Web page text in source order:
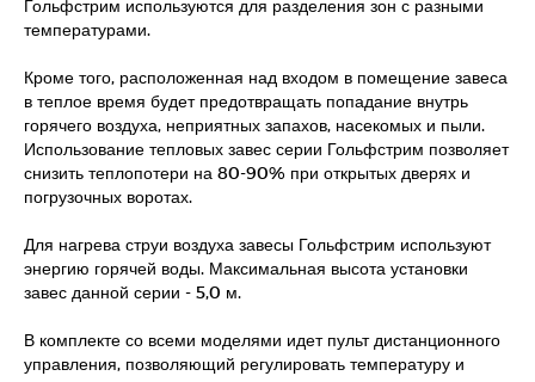
Гольфстрим используются для разделения зон с разными
температурами.
Кроме того, расположенная над входом в помещение завеса
в теплое время будет предотвращать попадание внутрь
горячего воздуха, неприятных запахов, насекомых и пыли.
Использование тепловых завес серии Гольфстрим позволяет
снизить теплопотери на 80-90% при открытых дверях и
погрузочных воротах.
Для нагрева струи воздуха завесы Гольфстрим используют
энергию горячей воды. Максимальная высота установки
завес данной серии - 5,0 м.
В комплекте со всеми моделями идет пульт дистанционного
управления, позволяющий регулировать температуру и